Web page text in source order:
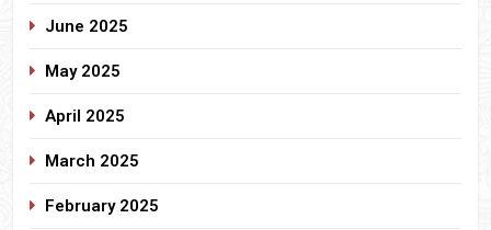
June 2025
May 2025
April 2025
March 2025
February 2025